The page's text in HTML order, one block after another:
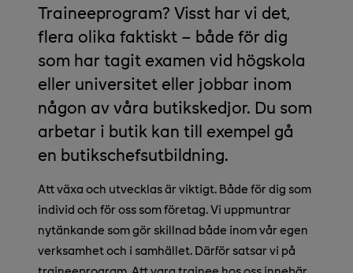
Traineeprogram? Visst har vi det,
flera olika faktiskt – både för dig
som har tagit examen vid högskola
eller universitet eller jobbar inom
någon av våra butikskedjor. Du som
arbetar i butik kan till exempel gå
en butikschefsutbildning.
Att växa och utvecklas är viktigt. Både för dig som
individ och för oss som företag. Vi uppmuntrar
nytänkande som gör skillnad både inom vår egen
verksamhet och i samhället. Därför satsar vi på